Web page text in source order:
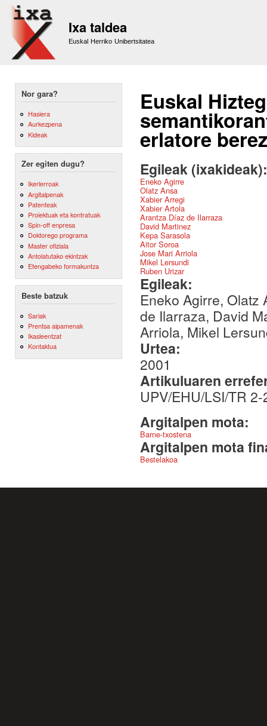
Ixa taldea
Euskal Herriko Unibertsitatea
Nor gara?
Hasiera
Aurkezpena
Kideak
Zer egiten dugu?
Ikerlerroak
Argitalpenak
Patenteak
Proiektuak eta kontratuak
Spin-off enpresa
Doktorego programa
Master ofiziala
Antolatutako ekintzak
Etengabeko formakuntza
Beste batzuk
Sariak
Prentsa aipamenak
Ikasleentzat
Kontaktua
Euskal
erlatore
Egileak
Eneko Agirre
Olatz Ansa
Xabier Arregi
Xabier Artola
Arantza Díaz de Ilarraza
David Martinez
Kepa Sarasola
Aitor Soroa
Jose Mari Arriola
Mikel Lersundi
Ruben Urizar
Egileak:
Eneko Agirre, Olatz
de Ilarraza, David
Arriola, Mikel
Urtea:
2001
Artikuluaren
UPV/EHU/LSI/TR
Argitalpen mota:
Barne-txostena
Argitalpen mota
Bestelakoa